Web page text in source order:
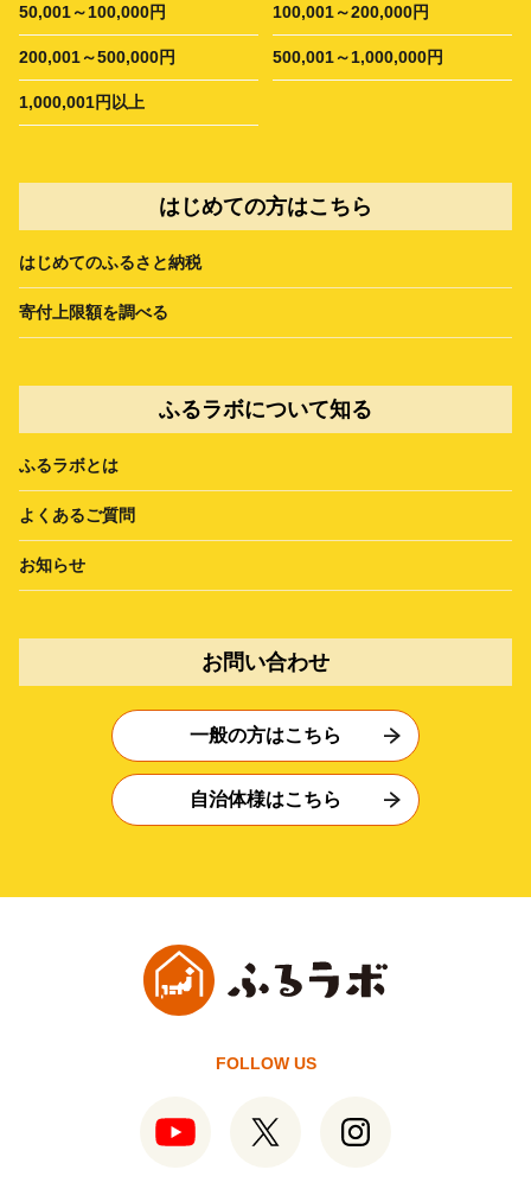
50,001～100,000円 100,001～200,000円
200,001～500,000円 500,001～1,000,000円
1,000,001円以上
はじめての方はこちら
はじめてのふるさと納税
寄付上限額を調べる
ふるラボについて知る
ふるラボとは
よくあるご質問
お知らせ
お問い合わせ
一般の方はこちら
自治体様はこちら
FOLLOW US